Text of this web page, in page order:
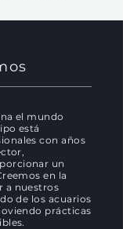
el mundo
está
con años
un
en la
a nuestros
de los acuarios
prácticas